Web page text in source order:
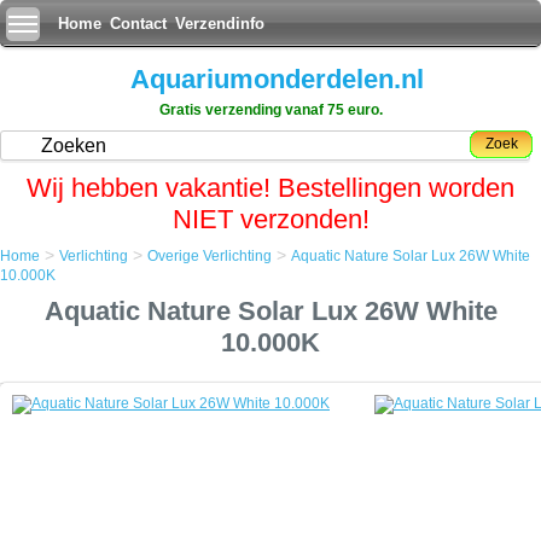
Home Contact Verzendinfo
Aquariumonderdelen.nl
Gratis verzending vanaf 75 euro.
Zoek
Wij hebben vakantie! Bestellingen worden
NIET verzonden!
Home
Overige Verlichting
Aquatic Nature Solar Lux 26W White 10.000K
Home > Verlichting > Overige Verlichting > Aquatic Nature Solar Lux 26W White
10.000K
Aquatic Nature Solar Lux 26W White
10.000K